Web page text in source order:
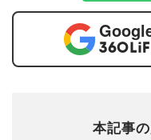
本記事